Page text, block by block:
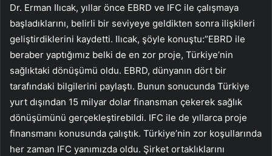
Dr. Erman Ilıcak, yıllar önce EBRD ve IFC ile çalışmaya
başladıklarını, belirli bir seviyeye geldikten sonra ilişkileri
geliştirdiklerini kaydetti. Ilıcak, şöyle konuştu:”EBRD ile
beraber yaptığımız belki de en zor proje, Türkiye’nin
sağlıktaki dönüşümü oldu. EBRD, dünyanın dört bir
tarafındaki bilgilerini paylaştı. Bunun sonucunda Türkiye
yurt dışından 15 milyar dolar finansman çekerek sağlık
dönüşümünü gerçekleştirebildi. IFC ile de yıllarca proje
finansmanı konusunda çalıştık. Türkiye’nin zor koşullarında
her zaman IFC yanımızda oldu. Şirket ortaklıklarını